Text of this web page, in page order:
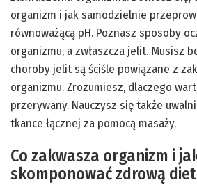
organizm i jak samodzielnie
równoważącą pH. Poznasz sposoby
organizmu, a zwłaszcza jelit. Musisz
choroby jelit są ściśle powiązane z
organizmu. Zrozumiesz, dlaczego
przerywany. Nauczysz się także
tkance łącznej za pomocą masaży.
Co zakwasza organizm i
skomponować zdrową